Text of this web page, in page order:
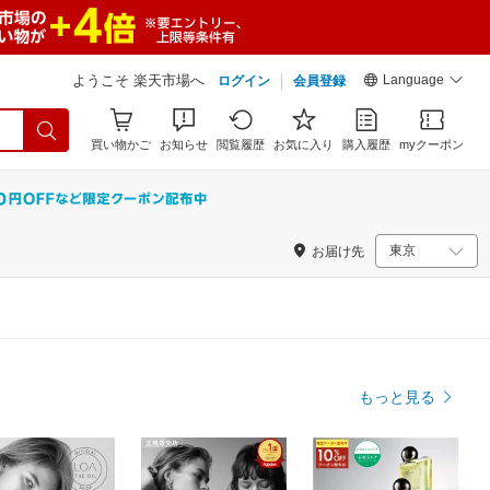
ようこそ 楽天市場へ ログイン 会員登録 Language
買い物かご お知らせ 閲覧履歴 お気に入り 購入履歴 myクーポン
お届け先
もっと見る